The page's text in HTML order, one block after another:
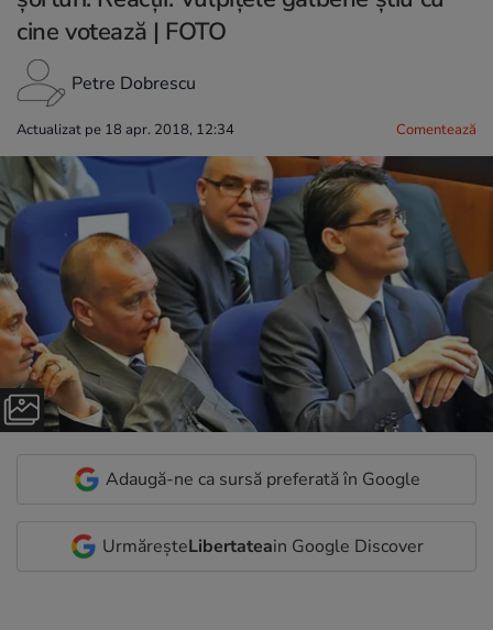
cine votează | FOTO
Petre Dobrescu
Actualizat pe 18 apr. 2018, 12:34 Comentează
Adaugă-ne ca sursă preferată în Google
UrmăreșteLibertateain Google Discover